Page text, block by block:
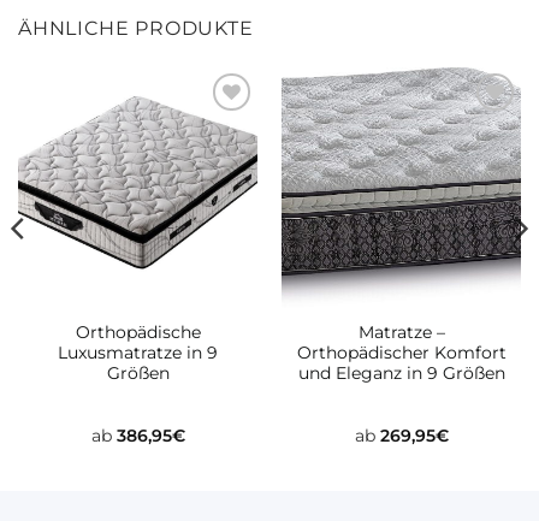
ÄHNLICHE PRODUKTE
Zur
wunschliste
hinzufügen
Orthopädische
Luxusmatratze in 9
Größen
ab 386,95€
Zur
wunschliste
hinzufügen
Matratze –
Orthopädischer Komfort
und Eleganz in 9 Größen
ab 269,95€